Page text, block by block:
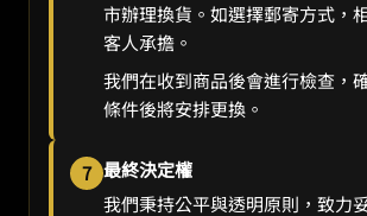
市辦理換貨。如選擇郵寄方式，
客人承擔。
我們在收到商品後會進行檢查，
條件後將安排更換。
7 最終決定權
我們秉持公平與透明原則，致力